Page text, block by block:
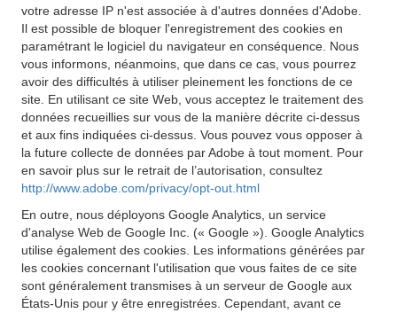
votre adresse IP n'est associée à d'autres données d'Adobe.
Il est possible de bloquer l'enregistrement des cookies en
paramétrant le logiciel du navigateur en conséquence. Nous
vous informons, néanmoins, que dans ce cas, vous pourrez
avoir des difficultés à utiliser pleinement les fonctions de ce
site. En utilisant ce site Web, vous acceptez le traitement des
données recueillies sur vous de la manière décrite ci-dessus
et aux fins indiquées ci-dessus. Vous pouvez vous opposer à
la future collecte de données par Adobe à tout moment. Pour
en savoir plus sur le retrait de l’autorisation, consultez
http://www.adobe.com/privacy/opt-out.html
En outre, nous déployons Google Analytics, un service
d'analyse Web de Google Inc. (« Google »). Google Analytics
utilise également des cookies. Les informations générées par
les cookies concernant l'utilisation que vous faites de ce site
sont généralement transmises à un serveur de Google aux
États-Unis pour y être enregistrées. Cependant, avant ce